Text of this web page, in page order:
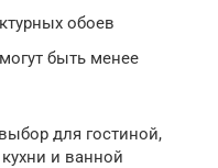
обоев
быть менее
для гостиной,
и ванной